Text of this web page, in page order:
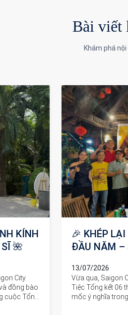
Bài viết
Khám phá
buổi
một cột
thể công
🌿 TẾT
ĐÓN MAY
19/06/2026
🌿 Hòa cùng
âm lịch), đại gia
dâng hương, thụ